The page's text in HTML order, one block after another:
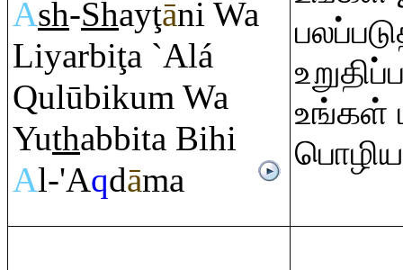
Ash-Shayţāni Wa
Liyarbiţa `Alá
Qulūbikum Wa
Yuthabbita Bihi
Al-'Aqdāma
உங்கள்